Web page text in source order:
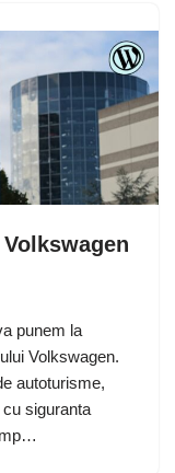
punem la
Volkswagen.
autoturisme,
siguranta